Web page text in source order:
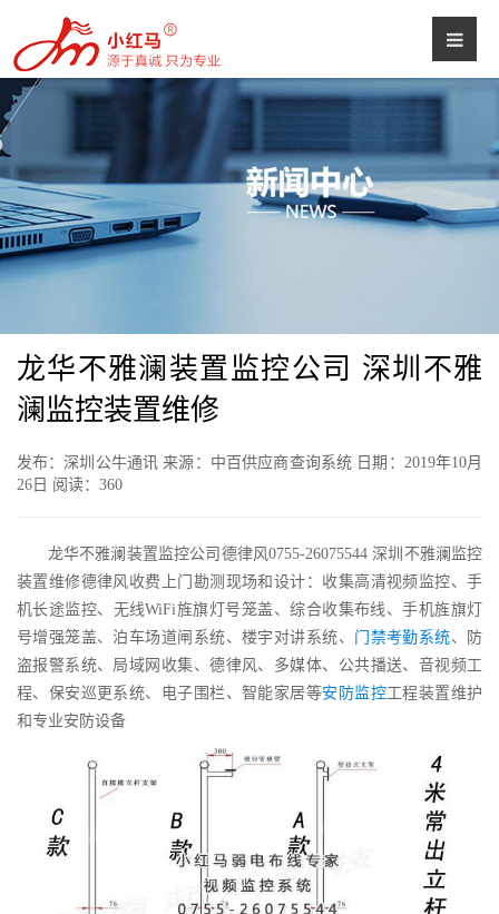
龙华不雅澜装置监控公司 深圳不雅
澜监控装置维修
发布：深圳公牛通讯 来源：中百供应商查询系统 日期：2019年10月
26日 阅读： 360
龙华不雅澜装置监控公司德律风0755-26075544 深圳不雅澜监控
装置维修德律风收费上门勘测现场和设计：收集高清视频监控、手
机长途监控、无线WiFi旌旗灯号笼盖、综合收集布线、手机旌旗灯
号增强笼盖、泊车场道闸系统、楼宇对讲系统、 门禁考勤系统、防
盗报警系统、局域网收集、德律风、多媒体、公共播送、音视频工
程、保安巡更系统、电子围栏、智能家居等安防监控工程装置维护
和专业安防设备